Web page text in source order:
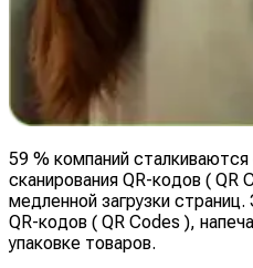
59 % компаний
сканирования QR-кодов ( QR
медленной загрузки
QR-кодов ( QR Codes ),
упаковке товаров.